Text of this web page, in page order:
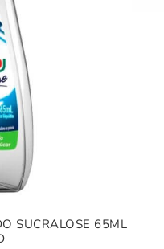
SUCRALOSE 65ML